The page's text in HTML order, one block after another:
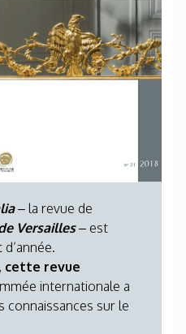
– la revue de
Versailles– est
cette revue
internationale a
connaissances sur le